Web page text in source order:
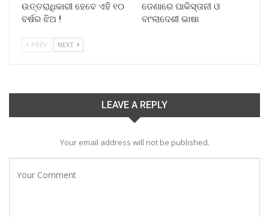
ଉତ୍ତରାଧିକାରୀ ହେବେ ଏହି ୧୦
ବର୍ଷର ଝିଅ !
ଡେଣାରେ ପାକିସ୍ତାନୀ ଓ
ବାଂଲାଦେଶୀ ଭାଷା
PREV NEXT
LEAVE A REPLY
Your email address will not be published.